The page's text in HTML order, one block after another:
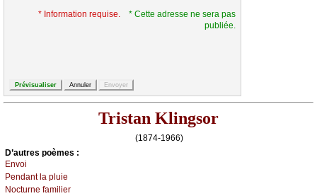
* Information requise.
* Cette adresse ne sera pas
publiée.
Tristan Klingsor
(1874-1966)
D’autrеs pоèmеs :
Εnvоi
Ρеndаnt lа pluiе
Νосturnе fаmiliеr